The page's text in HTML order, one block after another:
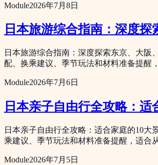
Module2026年7月8日
日本旅游综合指南：深度
日本旅游综合指南：深度探索东京、大阪
配、换乘建议、季节玩法和材料准备提醒
Module2026年7月6日
日本亲子自由行全攻略：
日本亲子自由行全攻略：适合家庭的10
乘建议、季节玩法和材料准备提醒，适合
Module2026年7月5日